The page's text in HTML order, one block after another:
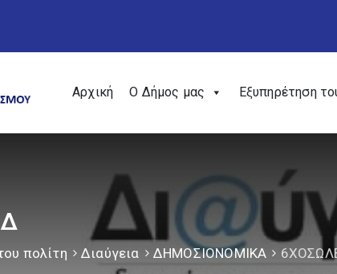
Αρχική Ο Δήμος μας Εξυπηρέτηση
πολίτη Διαύγεια ΔΗΜΟΣΙΟΝΟΜΙΚΑ